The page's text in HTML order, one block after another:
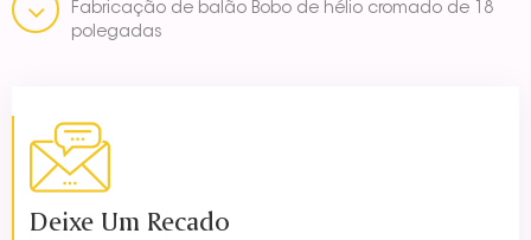
Fabricação de balão Bobo de hélio cromado de 18
polegadas
Deixe Um Recado